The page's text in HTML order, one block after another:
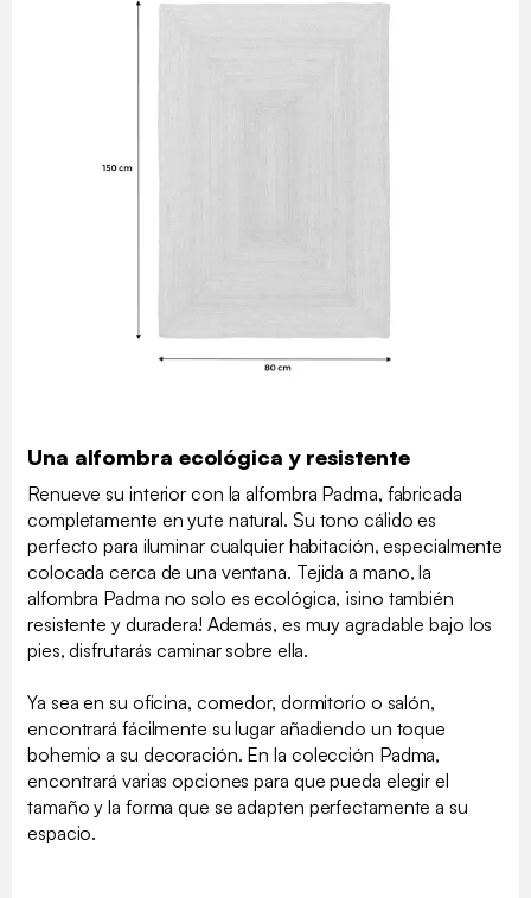
Una alfombra ecológica y resistente
Renueve su interior con la alfombra Padma, fabricada
completamente en yute natural. Su tono cálido es
perfecto para iluminar cualquier habitación, especialmente
colocada cerca de una ventana. Tejida a mano, la
alfombra Padma no solo es ecológica, ¡sino también
resistente y duradera! Además, es muy agradable bajo los
pies, disfrutarás caminar sobre ella.
Ya sea en su oficina, comedor, dormitorio o salón,
encontrará fácilmente su lugar añadiendo un toque
bohemio a su decoración. En la colección Padma,
encontrará varias opciones para que pueda elegir el
tamaño y la forma que se adapten perfectamente a su
espacio.